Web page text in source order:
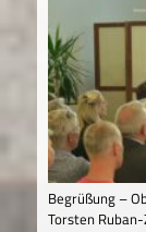
Begrüßung –
Torsten